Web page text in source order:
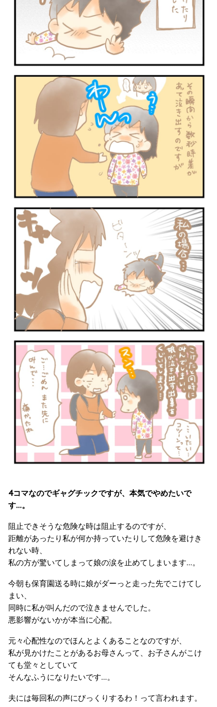
4コマなのでギャグチックですが、本気でやめたいで
す…。
阻止できそうな危険な時は阻止するのですが、
距離があったり私が何か持っていたりして危険を避けき
れない時、
私の方が驚いてしまって娘の涙を止めてしまいます…。
今朝も保育園送る時に娘がダーっと走った先でこけてし
まい、
同時に私が叫んだので泣きませんでした。
悪影響がないかが本当に心配。
元々心配性なのでほんとよくあることなのですが、
私が見かけたことがあるお母さんって、お子さんがこけ
ても堂々としていて
そんなふうになりたいです…。
夫には毎回私の声にびっくりするわ！って言われます。